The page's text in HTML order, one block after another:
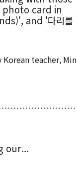
card in
and '다리를
Korean teacher, Min
our...